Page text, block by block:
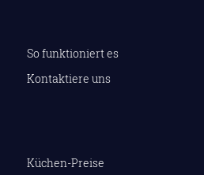
So funktioniert es
Kontaktiere uns
Küchen-Preise